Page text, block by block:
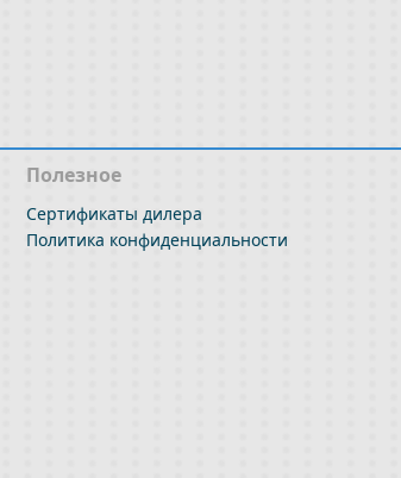
Полезное
Сертификаты дилера
Политика конфиденциальности